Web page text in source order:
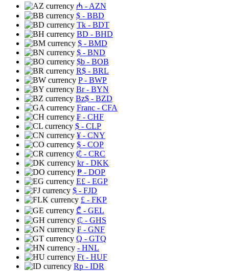
₼ - AZN
$ - BBD
Tk - BDT
BD - BHD
$ - BMD
$ - BND
$b - BOB
R$ - BRL
P- BWP
Br- BYN
Bz$ - BZD
Franc - CFA
₣ - CHF
$ - CLP
¥ - CNY
$ - COP
₡ - CRC
kr- DKK
₱ - DOP
E£ - EGP
$ - FJD
£ - FKP
₾ - GEL
₵ - GHS
₣ - GNF
Q - GTQ
- HNL
Ft - HUF
Rp - IDR